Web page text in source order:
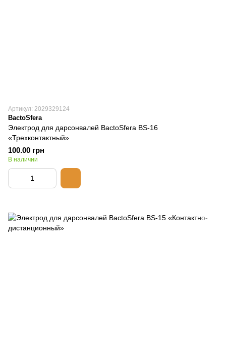
Артикул: 2029329124
BactoSfera
Электрод для дарсонвалей BactoSfera BS-16
«Трехконтактный»
100.00 грн
В наличии